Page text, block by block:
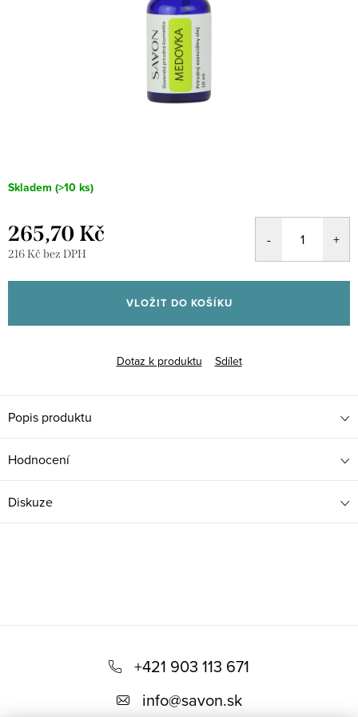
Skladem (>10 ks)
265,70 Kč
216 Kč bez DPH
cena:
VLOŽIT DO KOŠÍKU
Dotaz k produktu Sdílet
Popis produktu
Hodnocení
Diskuze
+421 903 113 671
info@savon.sk